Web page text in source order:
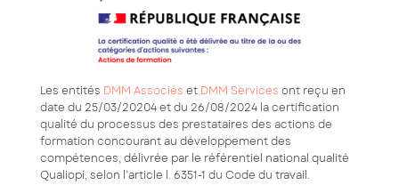
Les entités DMM Associés et DMM Services ont reçu en
date du 25/03/20204 et du 26/08/2024 la certification
qualité du processus des prestataires des actions de
formation concourant au développement des
compétences, délivrée par le référentiel national qualité
Qualiopi, selon l’article l. 6351-1 du Code du travail.